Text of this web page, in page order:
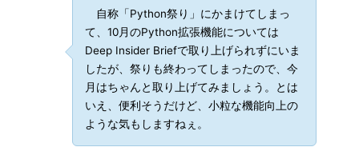
自称「Python祭り」にかまけてしまっ
て、10月のPython拡張機能については
Deep Insider Briefで取り上げられずにいま
したが、祭りも終わってしまったので、今
月はちゃんと取り上げてみましょう。とは
いえ、便利そうだけど、小粒な機能向上の
ような気もしますねぇ。